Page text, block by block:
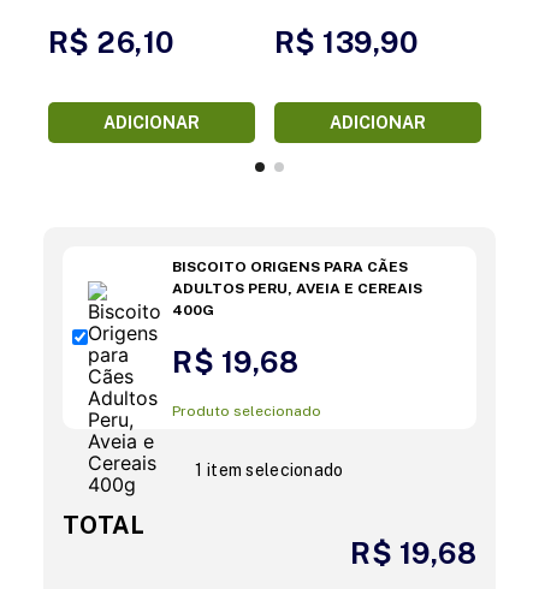
R$ 26,10
ADICIONAR
R$ 139,90
ADICIONAR
BISCOITO ORIGENS PARA CÃES
ADULTOS PERU, AVEIA E CEREAIS
400G
R$ 19,68
Produto selecionado
1 item selecionado
TOTAL
R$ 19,68